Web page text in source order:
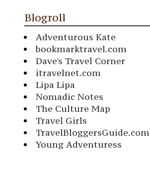
Blogroll
Adventurous Kate
bookmarktravel.com
Dave's Travel Corner
itravelnet.com
Lipa Lipa
Nomadic Notes
The Culture Map
Travel Girls
TravelBloggersGuide.com
Young Adventuress